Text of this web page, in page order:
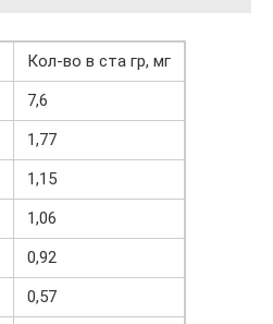
Кол-во в ста гр, мг
7,6
1,77
1,15
1,06
0,92
0,57